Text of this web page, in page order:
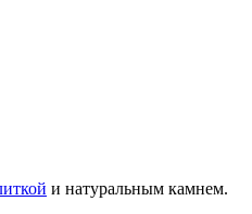
и натуральным камнем.